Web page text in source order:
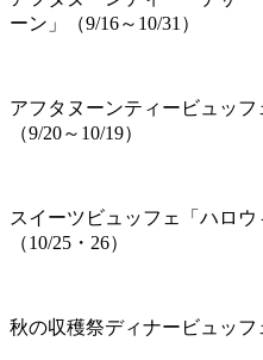
ーン」（9/16～10/31）
アフタヌーンティービュッフ
（9/20～10/19）
スイーツビュッフェ「ハロウ
（10/25・26）
秋の収穫祭ディナービュッフ